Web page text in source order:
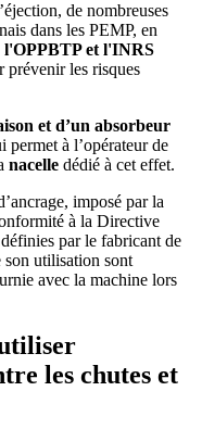
de nombreuses
dans les PEMP, en
l'OPPBTP et l'INRS
prévenir les risques
et d’un absorbeur
permet à l’opérateur de
nacelle dédié à cet effet.
imposé par la
à la Directive
par le fabricant de
son utilisation sont
avec la machine lors
les chutes et